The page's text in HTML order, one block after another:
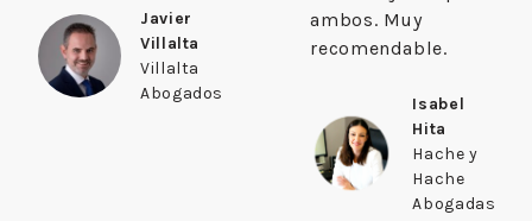
Javier
Villalta
Villalta
Abogados
ambos. Muy
recomendable.
Isabel
Hita
Hache y
Hache
Abogadas